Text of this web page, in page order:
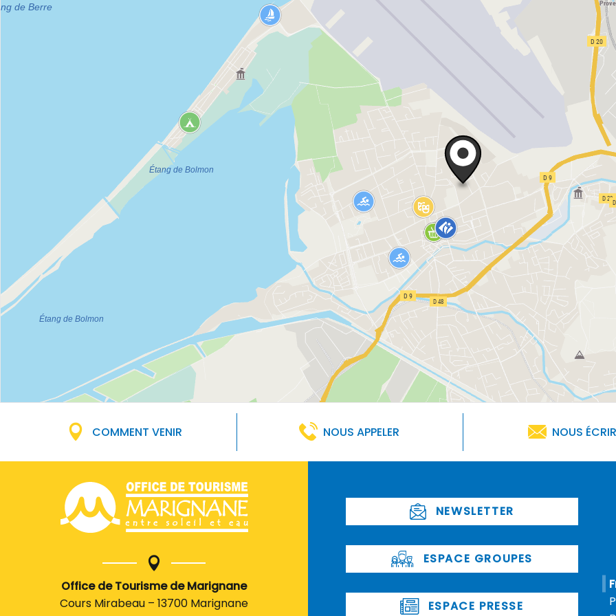
COMMENT VENIR NOUS APPELER NOUS
Office de Tourisme de Marignane
Cours Mirabeau – 13700 Marignane
NEWSLETTER
ESPACE GROUPES
ESPACE PRESSE